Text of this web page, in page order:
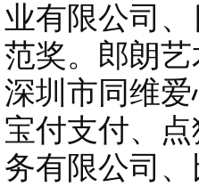
业有限公司
范奖。郎朗
深圳市同维
宝付支付、
务有限公司